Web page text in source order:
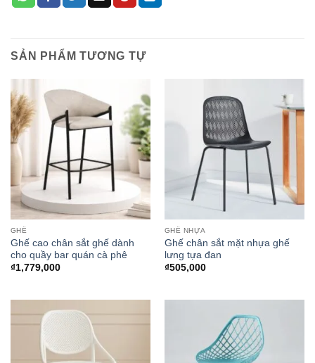
SẢN PHẨM TƯƠNG TỰ
GHẾ
Ghế cao chân sắt ghế dành
cho quầy bar quán cà phê
₫1,779,000
GHẾ NHỰA
Ghế chân sắt mặt nhựa ghế
lưng tựa đan
₫505,000